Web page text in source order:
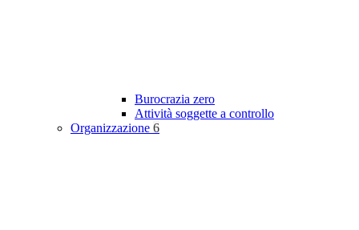
Burocrazia zero
Attività soggette a controllo
Organizzazione 6